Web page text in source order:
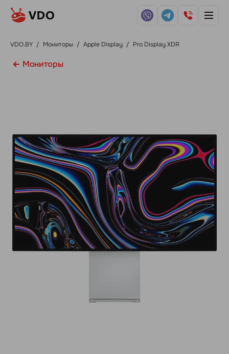
VDO.BY / Мониторы / Apple Display / Pro Display XDR
Мониторы